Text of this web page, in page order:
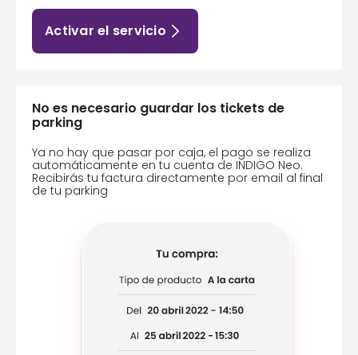
Activar el servicio
No es necesario guardar los tickets de
parking
Ya no hay que pasar por caja, el pago se realiza
automáticamente en tu cuenta de INDIGO Neo.
Recibirás tu factura directamente por email al final
de tu parking